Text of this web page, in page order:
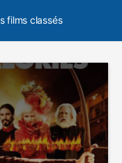
films classés